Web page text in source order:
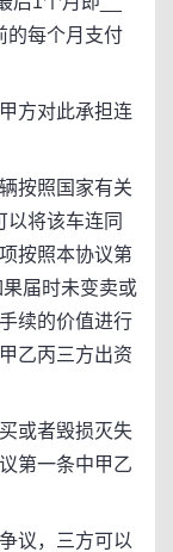
每个月支付
对此承担连
按照国家有关
将该车连同
按照本协议第
届时未变卖或
续的价值进行
乙丙三方出资
或者毁损灭失
第一条中甲乙
议，三方可以